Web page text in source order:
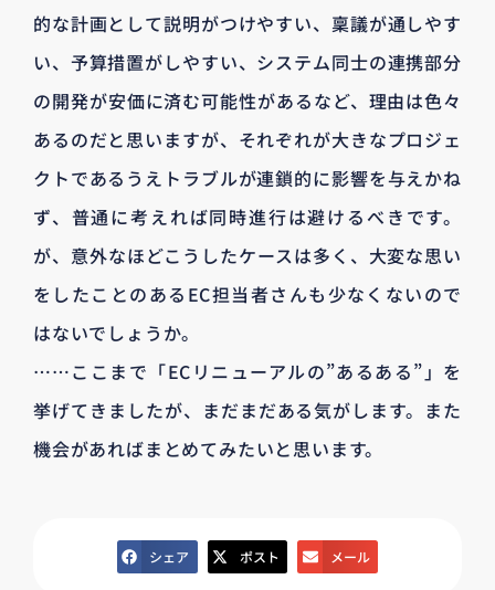
的な計画として説明がつけやすい、稟議が通しやす
い、予算措置がしやすい、システム同士の連携部分
の開発が安価に済む可能性があるなど、理由は色々
あるのだと思いますが、それぞれが大きなプロジェ
クトであるうえトラブルが連鎖的に影響を与えかね
ず、普通に考えれば同時進行は避けるべきです。
が、意外なほどこうしたケースは多く、大変な思い
をしたことのあるEC担当者さんも少なくないので
はないでしょうか。
……ここまで「ECリニューアルの”あるある”」を
挙げてきましたが、まだまだある気がします。また
機会があればまとめてみたいと思います。
シェア ポスト メール